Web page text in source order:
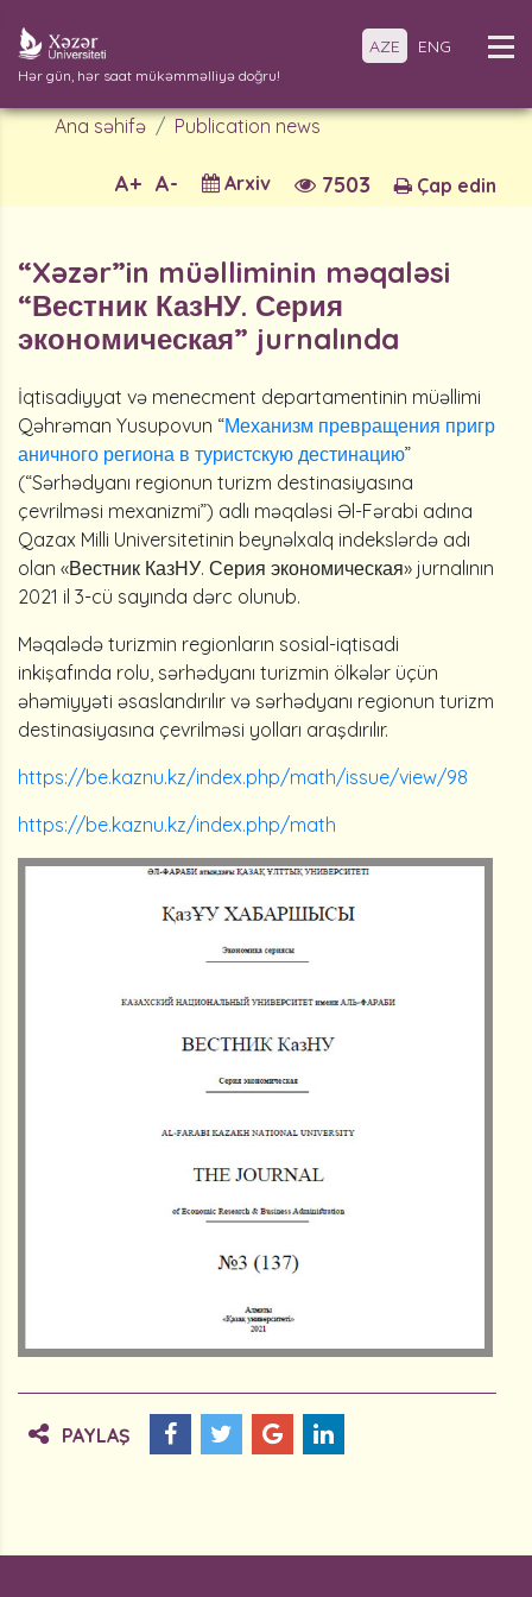
Hər gün, hər saat mükəmməlliyə doğru!
AZE ENG
Ana səhifə Publication news
Çap edin
7503
Arxiv
A-
A+
“Xəzər”in müəlliminin məqaləsi
“Вестник КазНУ. Серия
экономическая” jurnalında
İqtisadiyyat və menecment departamentinin müəllimi
Qəhrəman Yusupovun “Механизм превращения пригр
аничного региона в туристскую дестинацию”
(“Sərhədyanı regionun turizm destinasiyasına
çevrilməsi mexanizmi”) adlı məqaləsi Əl-Fərabi adına
Qazax Milli Universitetinin beynəlxalq indekslərdə adı
olan «Вестник КазНУ. Серия экономическая» jurnalının
2021 il 3-cü sayında dərc olunub.
Məqalədə turizmin regionların sosial-iqtisadi
inkişafında rolu, sərhədyanı turizmin ölkələr üçün
əhəmiyyəti əsaslandırılır və sərhədyanı regionun turizm
destinasiyasına çevrilməsi yolları araşdırılır.
https://be.kaznu.kz/index.php/math/issue/view/98
https://be.kaznu.kz/index.php/math
PAYLAŞ